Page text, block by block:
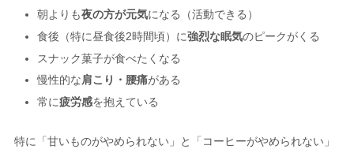
朝よりも夜の方が元気になる（活動できる）
食後（特に昼食後2時間頃）に強烈な眠気のピークがくる
スナック菓子が食べたくなる
慢性的な肩こり・腰痛がある
常に疲労感を抱えている
特に「甘いものがやめられない」と「コーヒーがやめられない」